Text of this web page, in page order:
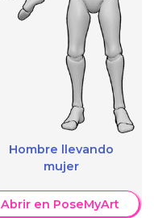
Hombre llevando
mujer
Abrir en PoseMyArt